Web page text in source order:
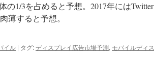
の1/3を占めると予想。2017年にはTwitter
薄すると予想。
イル | タグ:ディスプレイ広告市場予測, モバイルディス